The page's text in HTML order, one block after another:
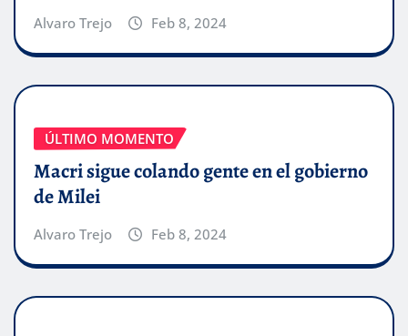
Alvaro Trejo Feb 8, 2024
ÚLTIMO MOMENTO
Macri sigue colando gente en el gobierno
de Milei
Alvaro Trejo Feb 8, 2024